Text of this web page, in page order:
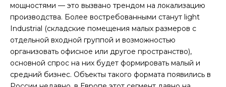
мощностями — это вызвано трендом на локализацию
производства. Более востребованными станут light
Industrial (складские помещения малых размеров с
отдельной входной группой и возможностью
организовать офисное или другое пространство),
основной спрос на них будет формировать малый и
средний бизнес. Объекты такого формата появились в